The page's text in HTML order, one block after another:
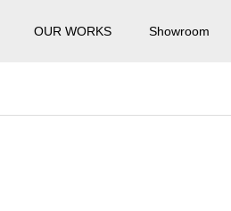
OUR WORKS Showroom